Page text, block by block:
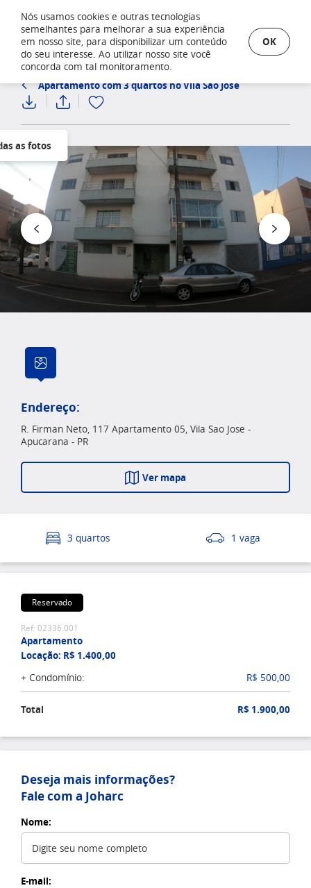
Apartamento com 3 quartos no Vila Sao Jose
as fotos
Endereço:
R. Firman Neto, 117 Apartamento 05, Vila Sao Jose -
Apucarana - PR
Ver mapa
3 quartos 1 vaga
Reservado
Ref: 02336.001
Apartamento
Locação: R$ 1.400,00
+ Condomínio: R$ 500,00
Total R$ 1.900,00
Deseja mais informações?
Fale com a Joharc
Nome:
E-mail:
Nós usamos cookies e outras tecnologias
semelhantes para melhorar a sua experiência
em nosso site, para disponibilizar um conteúdo
do seu interesse. Ao utilizar nosso site você
concorda com tal monitoramento.
OK